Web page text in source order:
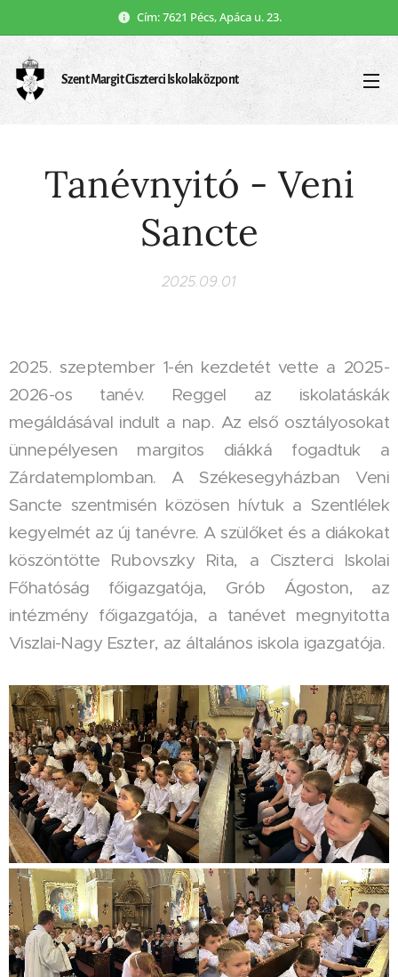
Cím: 7621 Pécs, Apáca u. 23.
Szent Margit Ciszterci Iskolaközpont
Tanévnyitó - Veni
Sancte
2025.09.01
2025. szeptember 1-én kezdetét vette a 2025-
2026-os tanév. Reggel az iskolatáskák
megáldásával indult a nap. Az első osztályosokat
ünnepélyesen margitos diákká fogadtuk a
Zárdatemplomban. A Székesegyházban Veni
Sancte szentmisén közösen hívtuk a Szentlélek
kegyelmét az új tanévre. A szülőket és a diákokat
köszöntötte Rubovszky Rita, a Ciszterci Iskolai
Főhatóság főigazgatója, Grób Ágoston, az
intézmény főigazgatója, a tanévet megnyitotta
Viszlai-Nagy Eszter, az általános iskola igazgatója.